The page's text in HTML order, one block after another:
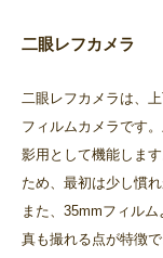
二眼レフカメラ
二眼レフカメラは、
フィルムカメラです
影用として機能しま
ため、最初は少し慣
また、35mmフィル
真も撮れる点が特徴